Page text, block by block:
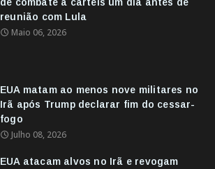
reunião com Lula
Maio 06, 2026
EUA matam ao menos nove militares no
Irã após Trump declarar fim do cessar-
fogo
Julho 08, 2026
EUA atacam alvos no Irã e revogam